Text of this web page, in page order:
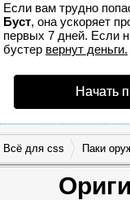
Если вам трудно
Буст, она ускоряет
первых 7 дней. Если
бустер вернут деньги.
Начать
Всё для css Паки